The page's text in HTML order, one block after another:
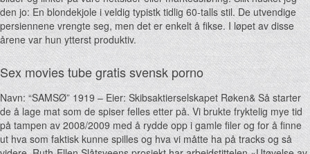
den jo: En blondekjole i veldig typistk tidlig 60-talls stil. De utvendige
persiennene vrengte seg, men det er enkelt å fikse. I løpet av disse
årene var hun ytterst produktiv.
Sex movies tube gratis svensk porno
Navn: “SAMSØ” 1919 – Eier: Skibsaktierselskapet Røken& Så starter
de å lage mat som de spiser felles etter på. Vi brukte fryktelig mye tid
på tampen av 2008/2009 med å rydde opp i gamle filer og for å finne
ut hva som faktisk kunne spilles og hva vi måtte ha på tracks og så